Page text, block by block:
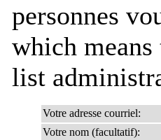
personnes
which
list
Votre adresse courriel:
Votre nom (facultatif):